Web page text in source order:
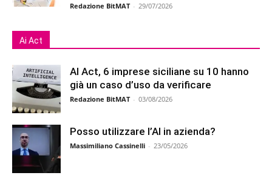
Redazione BitMAT - 29/07/2026
Ai Act
AI Act, 6 imprese siciliane su 10 hanno
già un caso d’uso da verificare
Redazione BitMAT - 03/08/2026
Posso utilizzare l’AI in azienda?
Massimiliano Cassinelli - 23/05/2026